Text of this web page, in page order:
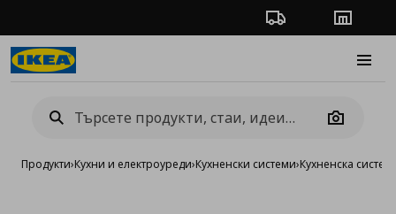
Проследяване на
Camera
Продукти›Кухни и електроуреди›Кухненски системи›Кухненска